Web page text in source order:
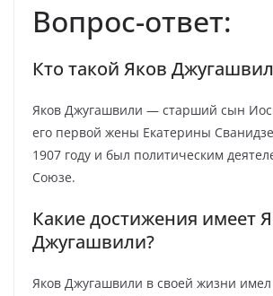
Вопрос-ответ:
Кто такой Яков
Яков Джугашвили — старший сын
его первой жены Екатерины
1907 году и был политическим
Союзе.
Какие достижения имеет
Джугашвили?
Яков Джугашвили в своей жизни